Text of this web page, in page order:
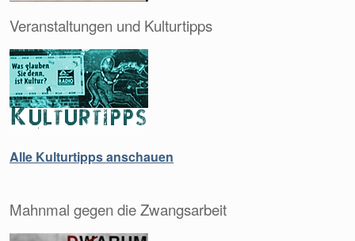
Veranstaltungen und Kulturtipps
Alle Kulturtipps anschauen
Mahnmal gegen die Zwangsarbeit